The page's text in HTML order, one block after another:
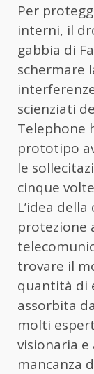
Per
interni, il
gabbia di
schermare
scienziati
Telephone
prototipo
le
cinque
L’idea
protezione
trovare il
quantità di
assorbita
molti
visionaria
mancanza